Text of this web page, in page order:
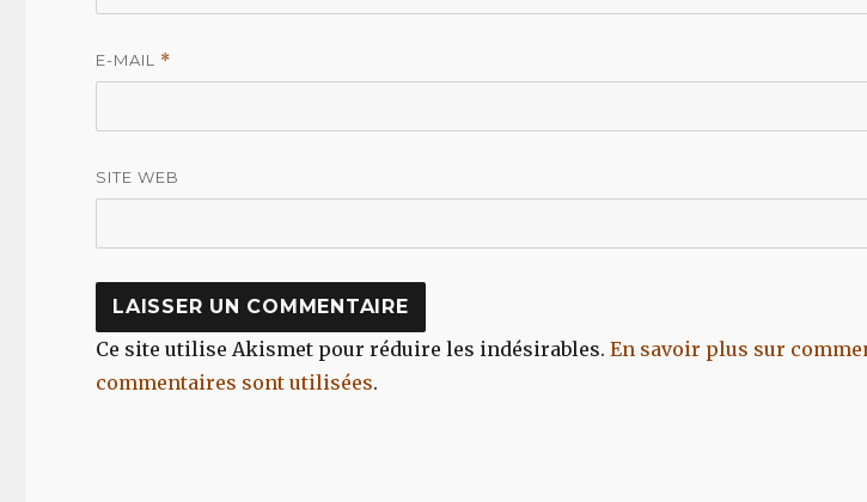
E-MAIL *
SITE WEB
Ce site utilise Akismet pour réduire les indésirables.En savoir plus sur
commentaires sont utilisées.